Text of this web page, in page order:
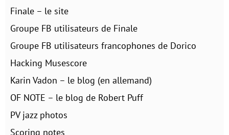
Finale – le site
Groupe FB utilisateurs de Finale
Groupe FB utilisateurs francophones de Dorico
Hacking Musescore
Karin Vadon – le blog (en allemand)
OF NOTE – le blog de Robert Puff
PV jazz photos
Scoring notes